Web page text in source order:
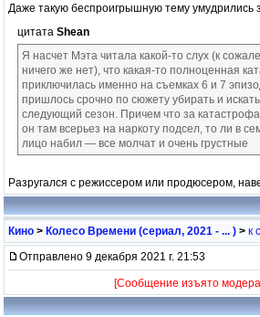
Даже такую беспроигрышную тему умудрились
цитата Shean
Я насчет Мэта читала какой-то слух (к
ничего же нет), что какая-то полноценная
приключилась именно на съемках 6 и 7
пришлось срочно по сюжету убирать и
следующий сезон. Причем что за
он там всерьез на наркоту подсел, то ли в
лицо набил — все молчат и очень грустные
Разругался с режиссером или продюсером,
Кино > Колесо Времени (сериал, 2021 - ... ) > к
Отправлено 9 декабря 2021 г. 21:53
[Сообщение изъято